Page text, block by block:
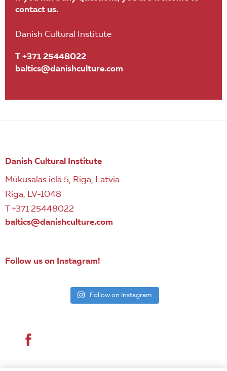
contact us.
Danish Cultural Institute
T +371 25448022
baltics@danishculture.com
Danish Cultural Institute
Mūkusalas ielā 5, Riga, Latvia
Riga, LV-1048
T +371 25448022
baltics@danishculture.com
Follow us on Instagram!
Follow on Instagram